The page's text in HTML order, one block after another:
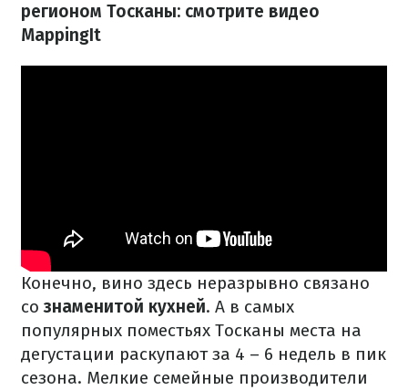
регионом Тосканы: смотрите видео
MappingIt
Конечно, вино здесь неразрывно связано
сознаменитой кухней. А в самых
популярных поместьях Тосканы места на
дегустации раскупают за 4 – 6 недель в пик
сезона. Мелкие семейные производители